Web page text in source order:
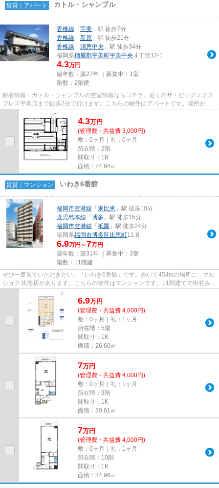
賃貸｜アパート カトル・シャンブル
香椎線 「 宇美 」駅 徒歩7分
香椎線 「 新原 」駅 徒歩21分
香椎線 「 須恵中央 」駅 徒歩34分
福岡県糟屋郡宇美町宇美中央 ４丁目12-1
4.3万円
築年数：築27年 ｜募集中： 1室
階数：2階建
新着情報：カトル・シャンブルの空室情報ならコチラ。近くのザ・ビッグエクス
プレス宇美店まで徒歩2分で行けます。こちらの物件はアパートです。場所が平
坦なのは、ランニングをする上...
4.3万円
(管理費・共益費 3,000円)
敷：0ヶ月｜礼：0ヶ月
所在階：2階
間取り：1R
面積：24.94㎡
賃貸｜マンション いわき6番館
福岡市空港線 「 東比恵 」駅 徒歩10分
鹿児島本線 「 博多 」駅 徒歩15分
福岡市空港線 「 祇園 」駅 徒歩24分
福岡県福岡市博多区 比恵町11-8
6.9万円～7万円
築年数：築31年 ｜募集中： 3室
階数：11階建
ぜひ一度見ていただきたい、「いわき6番館」です。歩いて454mの場所に、マル
ショク 比恵店があります。こちらの物件はマンションです。11階建てで街並みに
も馴染んだ物件です。福岡市...
6.9万円
(管理費・共益費 4,000円)
敷：0ヶ月｜礼：1ヶ月
所在階：5階
間取り：1K
面積：26.60㎡
7万円
(管理費・共益費 4,000円)
敷：0ヶ月｜礼：1ヶ月
所在階：9階
間取り：1K
面積：30.61㎡
7万円
(管理費・共益費 4,000円)
敷：0ヶ月｜礼：1ヶ月
所在階：10階
間取り：1K
面積：34.96㎡